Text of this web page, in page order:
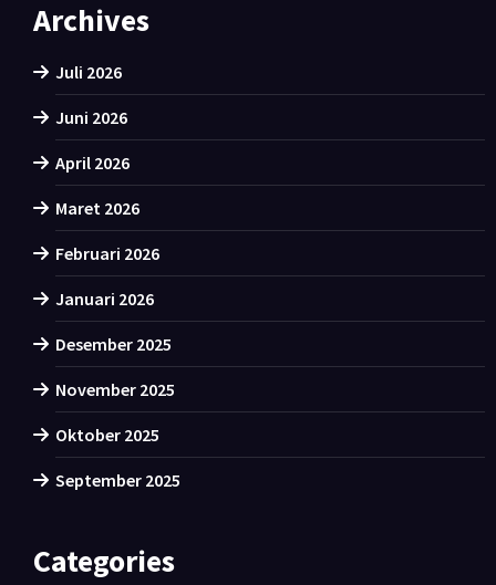
Archives
Juli 2026
Juni 2026
April 2026
Maret 2026
Februari 2026
Januari 2026
Desember 2025
November 2025
Oktober 2025
September 2025
Categories